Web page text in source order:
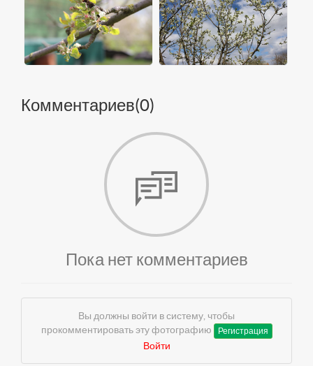
Комментариев(0)
Пока нет комментариев
Вы должны войти в систему, чтобы
прокомментировать эту фотографию
Регистрация
Войти